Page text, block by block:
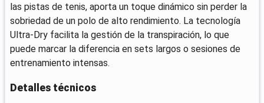
las pistas de tenis, aporta un toque dinámico sin perder la
sobriedad de un polo de alto rendimiento. La tecnología
Ultra-Dry facilita la gestión de la transpiración, lo que
puede marcar la diferencia en sets largos o sesiones de
entrenamiento intensas.
Detalles técnicos